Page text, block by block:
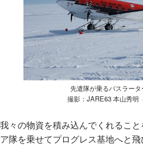
先遣隊が乗るバスラー
撮影：JARE63 本山秀明
我々の物資を積み込んでくれるこ
ア隊を乗せてプログレス基地へと飛